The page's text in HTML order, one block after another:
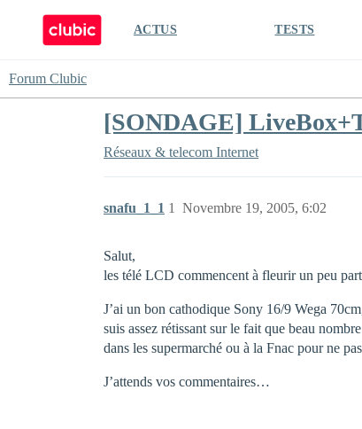
ACTUS TESTS
Forum Clubic
[SONDAGE]
Réseaux & telecom Internet
snafu_1_1 Novembre 19, 2005, 6:02
1
Salut,
les télé LCD commencent à fleurir un peu
J’ai un bon cathodique Sony 16/9 Wega
suis assez rétissant sur le fait que beau
dans les supermarché ou à la Fnac pour ne
J’attends vos commentaires…